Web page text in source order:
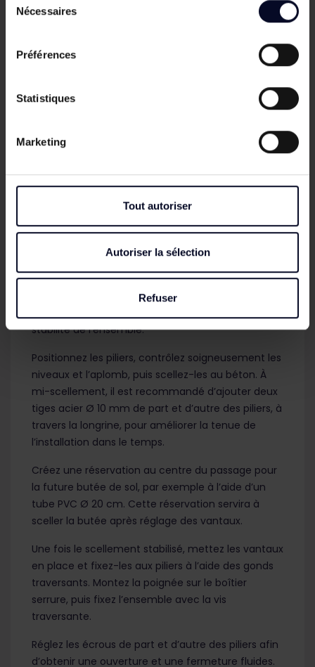
Nécessaires
Préférences
Statistiques
Marketing
Tout autoriser
Autoriser la sélection
Refuser
ouverture à 110° une fois l’ensemble scellé dans le
dans les espaces végétalisés, tandis que le gris
anthracite RAL 7016 apporte une finition plus
Bon à savoir :
avec leportillon grillagé PRIMOassorti.
Conseils de pose
Pour installer votre portail grillagé PRIMO, prévoyez
cm en respectant l’écartement entre les poteaux.
Creusez ensuite une longrine d’environ 20 x 30 cm
stabilité de l’ensemble.
Positionnez les piliers, contrôlez soigneusement les
niveaux et l’aplomb, puis scellez-les au béton. À
mi-scellement, il est recommandé d’ajouter deux
tiges acier Ø 10 mm de part et d’autre des piliers, à
travers la longrine, pour améliorer la tenue de
l’installation dans le temps.
Créez une réservation au centre du passage pour
la future butée de sol, par exemple à l’aide d’un
tube PVC Ø 20 cm. Cette réservation servira à
sceller la butée après réglage des vantaux.
Une fois le scellement stabilisé, mettez les vantaux
en place et fixez-les aux piliers à l’aide des gonds
traversants. Montez la poignée sur le boîtier
serrure, puis fixez l’ensemble avec la vis
traversante.
Réglez les écrous de part et d’autre des piliers afin
d’obtenir une ouverture et une fermeture fluides.